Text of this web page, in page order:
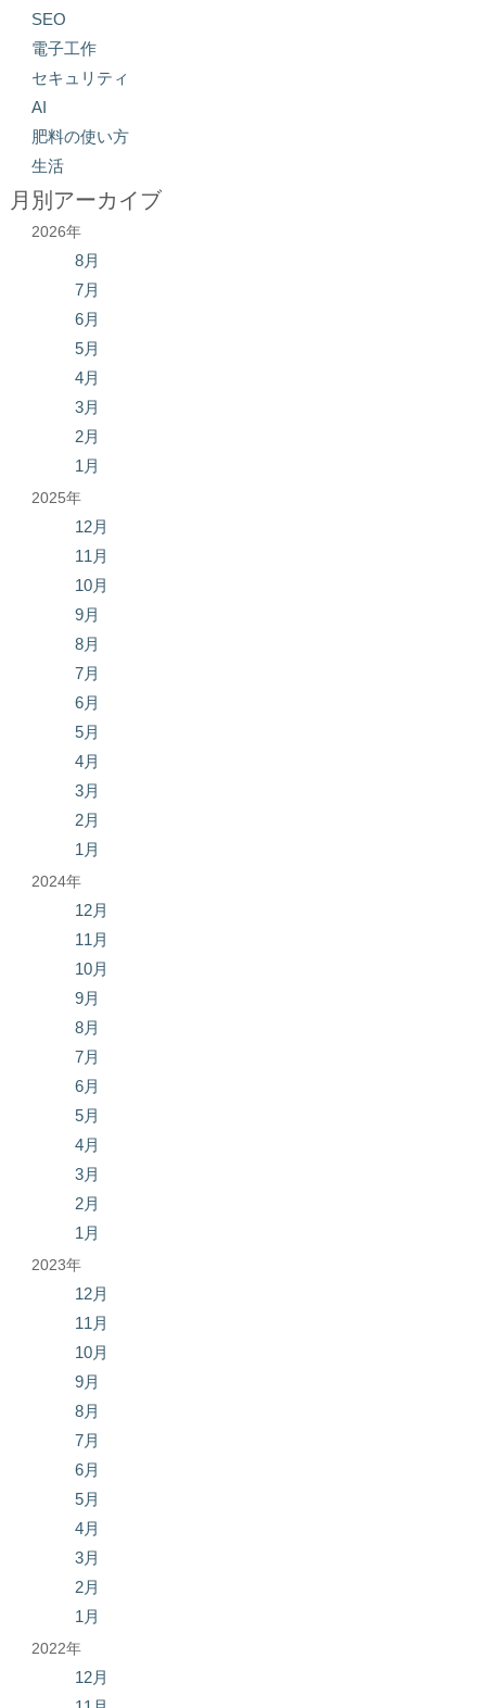
SEO
電子工作
セキュリティ
AI
肥料の使い方
生活
月別アーカイブ
2026年
8月
7月
6月
5月
4月
3月
2月
1月
2025年
12月
11月
10月
9月
8月
7月
6月
5月
4月
3月
2月
1月
2024年
12月
11月
10月
9月
8月
7月
6月
5月
4月
3月
2月
1月
2023年
12月
11月
10月
9月
8月
7月
6月
5月
4月
3月
2月
1月
2022年
12月